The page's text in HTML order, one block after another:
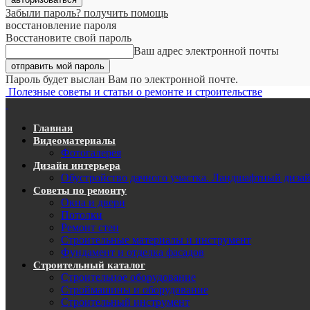
Забыли пароль? получить помощь
восстановление пароля
Восстановите свой пароль
Ваш адрес электронной почты
Пароль будет выслан Вам по электронной почте.
Полезные советы и статьи о ремонте и строительстве
Главная
Видеоматериалы
Фотогалерея
Дизайн интерьера
Обустройство дачного участка. Ландшафтный
Советы по ремонту
Окна и двери
Потолки
Ремонт стен
Строительные материалы и инструмент
Фундамент и отделка фасадов
Строительный каталог
Строительное оборудование
Строймашины и оборудование
Строительный инструмент